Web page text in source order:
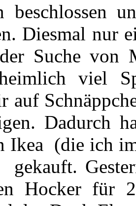
beschlossen
Diesmal nur
Suche von
viel
auf
Dadurch
Ikea (die ich
gekauft.
Hocker für